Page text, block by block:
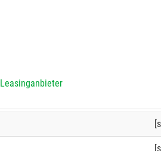
Leasinganbieter